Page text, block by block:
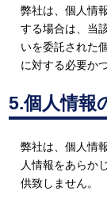
弊社は、個人情
する場合は、当
いを委託された
に対する必要か
5.個人情報
弊社は、個人情
人情報をあらか
供致しません。